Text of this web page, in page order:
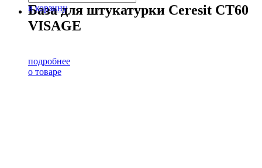
в корзину
База для штукатурки Ceresit CT60
VISAGE
подробнее
о товаре